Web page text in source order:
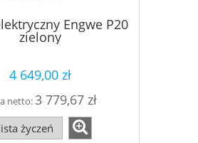
Engwe P20
zielony
4 649,00 zł
netto:3 779,67 zł
życzeń